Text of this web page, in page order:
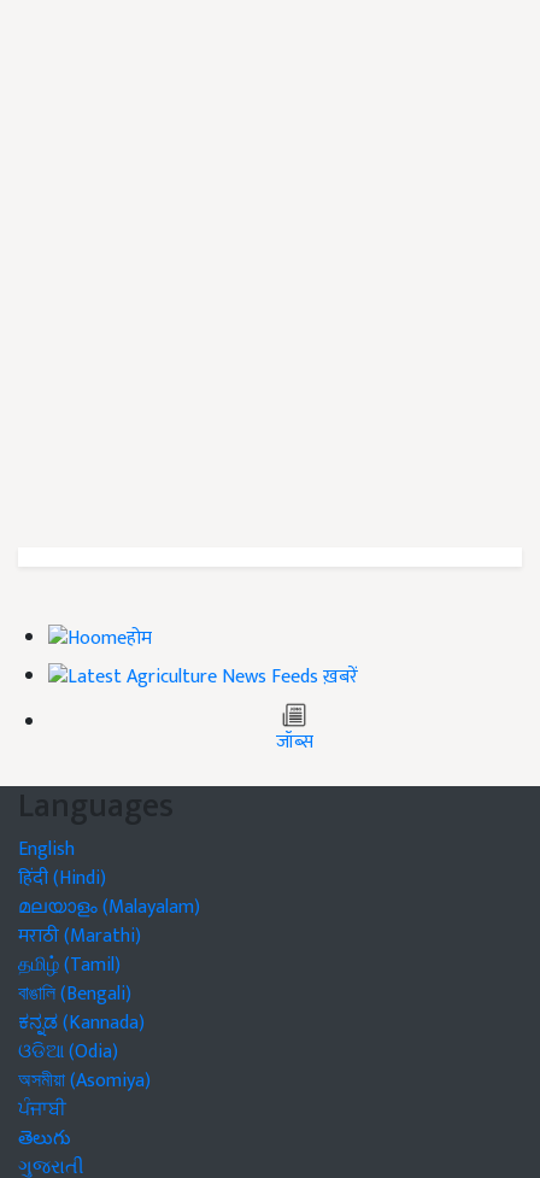
होम
ख़बरें
जॉब्स
Languages
English
हिंदी (Hindi)
മലയാളം (Malayalam)
मराठी (Marathi)
தமிழ் (Tamil)
বাঙালি (Bengali)
ಕನ್ನಡ (Kannada)
ଓଡିଆ (Odia)
অসমীয়া (Asomiya)
ਪੰਜਾਬੀ
తెలుగు
ગુજરાતી